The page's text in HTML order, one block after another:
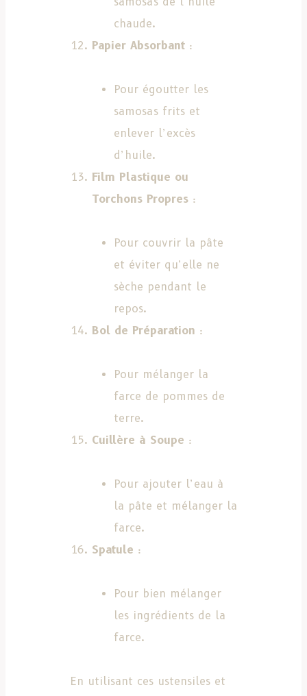
chaude.
Papier Absorbant :
Pour égoutter les
samosas frits et
enlever l’excès
d’huile.
Film Plastique ou
Torchons Propres :
Pour couvrir la pâte
et éviter qu’elle ne
sèche pendant le
repos.
Bol de Préparation :
Pour mélanger la
farce de pommes de
terre.
Cuillère à Soupe :
Pour ajouter l’eau à
la pâte et mélanger la
farce.
Spatule :
Pour bien mélanger
les ingrédients de la
farce.
En utilisant ces ustensiles et